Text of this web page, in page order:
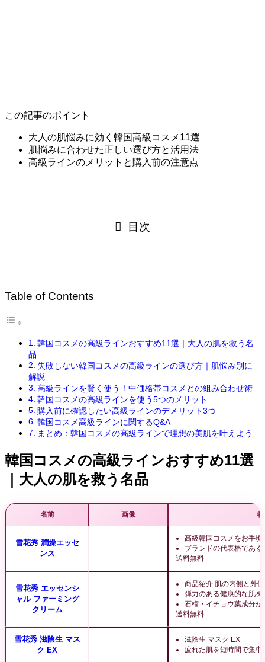
この記事のポイント
大人の肌悩みに効く韓国高級コスメ11選
肌悩みに合わせた正しい選び方と活用法
高級ラインのメリットと購入前の注意点
目次
Table of Contents
韓国コスメの高級ラインおすすめ11選｜大人の肌を救う名
品
失敗しない韓国コスメの高級ラインの選び方｜肌悩み別に
解説
高級ラインを賢く使う！中価格帯コスメとの組み合わせ術
韓国コスメの高級ラインを使う5つのメリット
購入前に確認したい高級ラインのデメリット3つ
韓国コスメ高級ラインに関するQ&A
まとめ：韓国コスメの高級ラインで理想の美肌を叶えよう
韓国コスメの高級ラインおすすめ11選
｜大人の肌を救う名品
名前 画像
雪花秀 潤燥エッセ
ンス
高級韓国コスメをお手頃
ブランドの代表格である
送料無料
雪花秀 エッセンシ
ャル ファーミング
クリーム
商品紹介 肌の内側と外
弾力のある健康的な肌
石榴・イチョウ葉成分が
送料無料
雪花秀 滋陰生 マス
ク EX
滋陰生 マスク EX
疲れた肌を短時間で集中